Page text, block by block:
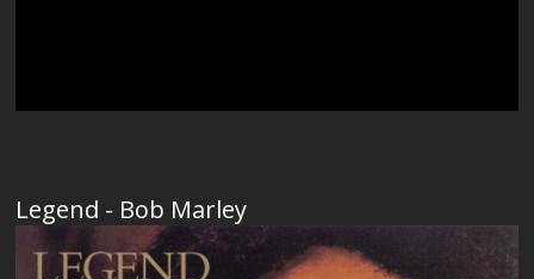
Legend - Bob Marley